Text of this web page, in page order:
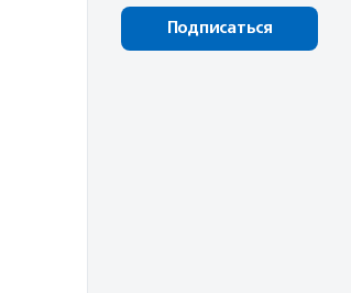
Подписаться